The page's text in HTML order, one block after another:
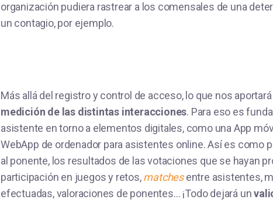
organización pudiera rastrear a los comensales de una
un contagio, por ejemplo.
Más allá del registro y control de acceso, lo que nos
medición de las distintas interacciones. Para eso es
asistente en torno a elementos digitales, como una App
WebApp de ordenador para asistentes online. Así es como
al ponente, los resultados de las votaciones que se hayan
participación en juegos y retos,matchesentre asistentes,
efectuadas, valoraciones de ponentes… ¡Todo dejará un